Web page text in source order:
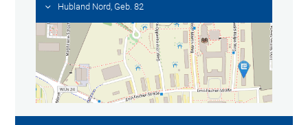
Hubland Nord, Geb. 82